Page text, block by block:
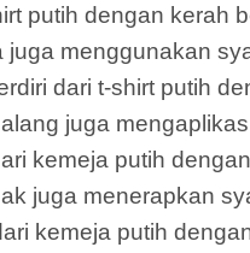
putih dengan
menggunakan
dari t-shirt putih
juga
kemeja putih
juga menerapkan
kemeja putih